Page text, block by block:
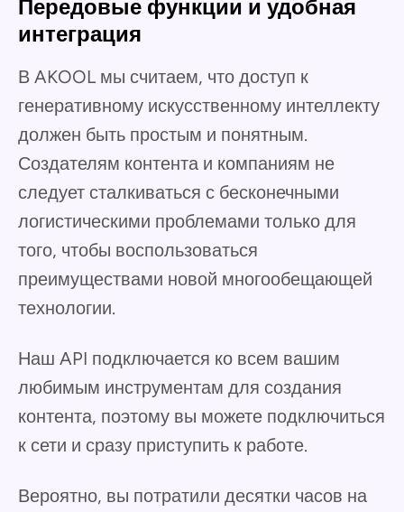
Передовые функции и удобная
интеграция
В AKOOL мы считаем, что доступ к
генеративному искусственному интеллекту
должен быть простым и понятным.
Создателям контента и компаниям не
следует сталкиваться с бесконечными
логистическими проблемами только для
того, чтобы воспользоваться
преимуществами новой многообещающей
технологии.
Наш API подключается ко всем вашим
любимым инструментам для создания
контента, поэтому вы можете подключиться
к сети и сразу приступить к работе.
Вероятно, вы потратили десятки часов на